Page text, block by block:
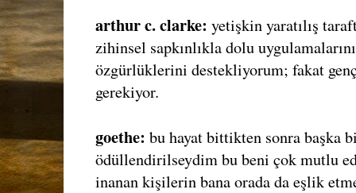
arthur c. clarke: yetişkin yaratılış
zihinsel sapkınlıkla dolu
özgürlüklerini destekliyorum; fakat
gerekiyor.
goethe: bu hayat bittikten sonra başka
ödüllendirilseydim bu beni çok mutlu
inanan kişilerin bana orada da eşlik